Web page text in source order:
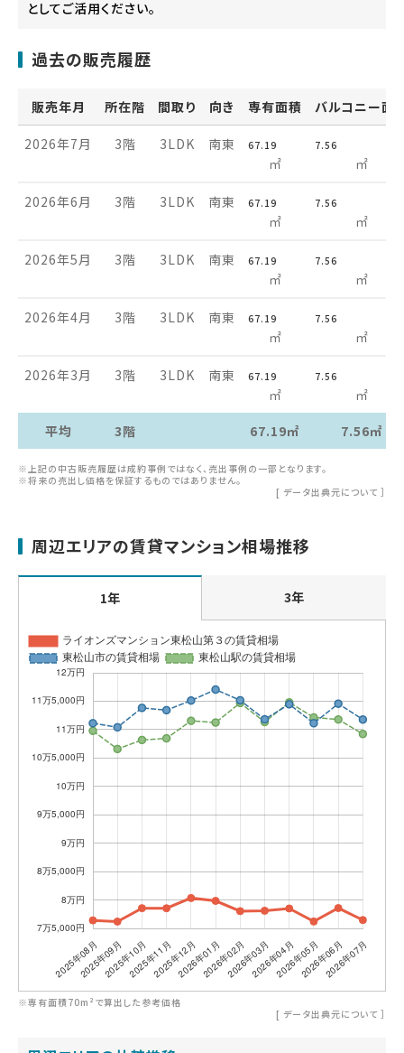
としてご活用ください。
過去の販売履歴
販売年月 所在階 間取り 向き 専有面積 バルコニー面
2026年7月 3階 3LDK 南東 67.19
㎡
7.56
㎡
2026年6月 3階 3LDK 南東 67.19
㎡
7.56
㎡
2026年5月 3階 3LDK 南東 67.19
㎡
7.56
㎡
2026年4月 3階 3LDK 南東 67.19
㎡
7.56
㎡
2026年3月 3階 3LDK 南東 67.19
㎡
7.56
㎡
平均
3階 67.19㎡ 7.56㎡
※上記の中古販売履歴は成約事例ではなく、売出事例の一部となります。
※将来の売出し価格を保証するものではありません。
[ データ出典元について ］
周辺エリアの賃貸マンション相場推移
1年 3年
※専有面積70m²で算出した参考価格
[ データ出典元について ］